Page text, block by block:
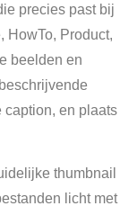
precies past bij
HowTo, Product,
beelden en
caption, en plaats
thumbnail
licht met